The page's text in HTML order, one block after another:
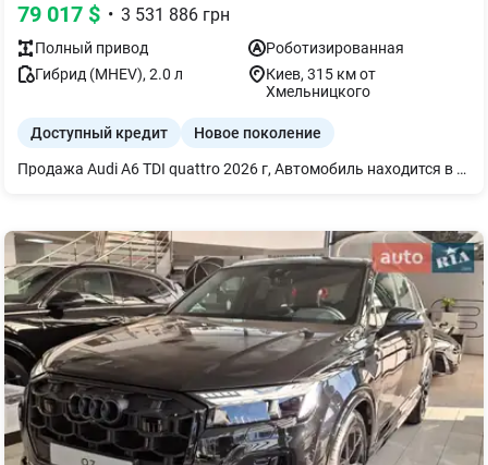
79 017 $ • 3 531 886 грн
Полный привод
Роботизированная
Гибрид (MHEV), 2.0 л Киев, 315 км от
Хмельницкого
Доступный кредит Новое поколение
Продажа Audi A6 TDI quattro 2026 г, Автомобиль находится в Закарпатье и привозится под клиента в течение 5 дней. Авто новое, официальное КОНФИГУРАЦИЯ ДИНАМИКА И ШАССИ quattro с технологией ultra Диски 5 спиц 8,5Jx19 Шины 245/45 R19 Система контроля давления в шинах СВЕТ И ЭКСТЕРЬЕР Светодиодные матричные фары plus Крышка багажника с электроприводом Сервопривод закрытия дверей Камеры кругового обзора САЛОН И КОМФОРТ 4-зонный климат-контроль Подогрев передних сидений Сиденье водителя с функцией памяти Фоновая подсветка pro Комфортный ключ из Safelock Индуктивная зарядка для смартфона Экстерьер пакет S line Остекление от солнца Боковые стекла с шумоизоляцией МУЛЬТИМЕДИА И ТЕХНОЛОГИИ MMI дисплей для переднего пассажира Audi smartphone interface Bang & Olufsen 3D Premium Sound System АССИСТЕНТЫ И БЕЗОПАСНОСТЬ Адаптивный ассистент скорости Система аварийного торможения спереди Система предупреждения о выезде из полосы ГАРАНТИЯ И УСЛОВИЯ Гарантия на автомобиль: 4 года или 120 000 км